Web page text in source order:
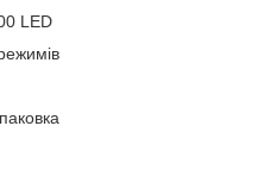
LED